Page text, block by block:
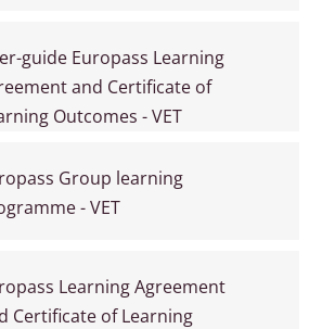
guide Europass Learning
and Certificate of
Outcomes - VET
Group learning
- VET
Learning Agreement
Certificate of Learning